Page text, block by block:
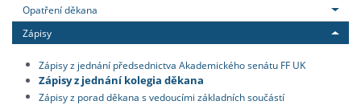
Opatření děkana
Zápisy
Zápisy z jednání předsednictva Akademického senátu FF UK
Zápisy z jednání kolegia děkana
Zápisy z porad děkana s vedoucími základních součástí